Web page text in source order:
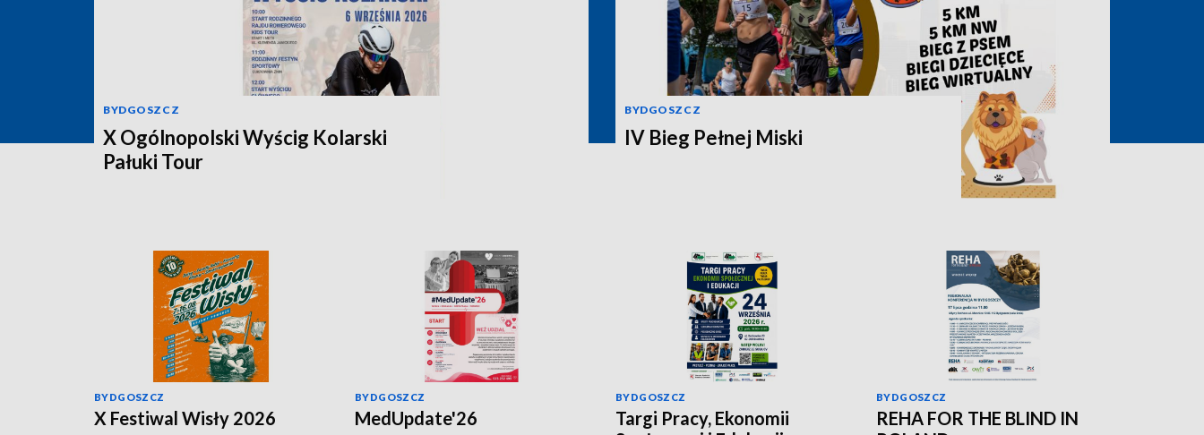
BYDGOSZCZ
X Ogólnopolski Wyścig Kolarski
Pałuki Tour
BYDGOSZCZ
IV Bieg Pełnej Miski
BYDGOSZCZ
X Festiwal Wisły 2026
BYDGOSZCZ
MedUpdate'26
BYDGOSZCZ
Targi Pracy, Ekonomii
BYDGOSZCZ
REHA FOR THE BLIND IN